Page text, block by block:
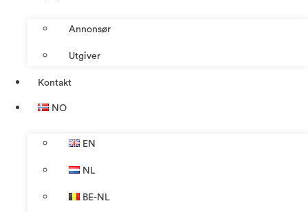
Annonsør
Utgiver
Kontakt
NO
EN
NL
BE-NL